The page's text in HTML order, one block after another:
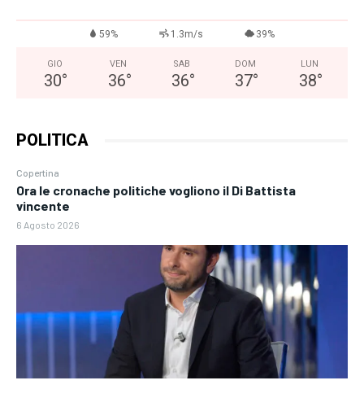
59% 1.3m/s 39%
GIO
30°
VEN
36°
SAB
36°
DOM
37°
LUN
38°
POLITICA
Copertina
Ora le cronache politiche vogliono il Di Battista
vincente
6 Agosto 2026